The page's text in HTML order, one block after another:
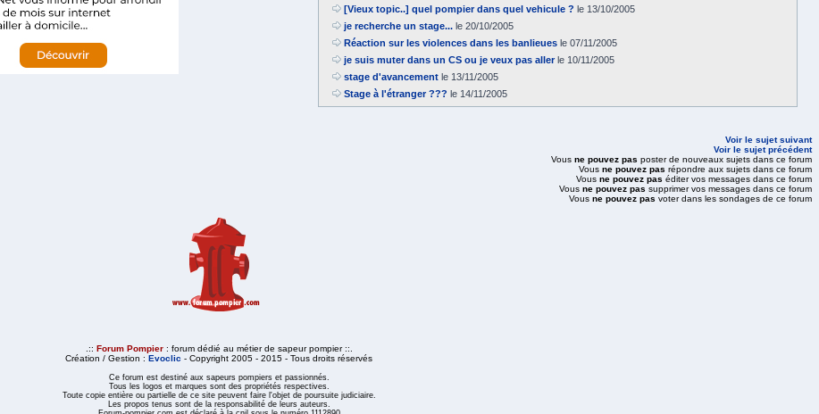
[Vieux topic..] quel pompier dans quel vehicule ? le 13/10/2005
je recherche un stage... le 20/10/2005
Réaction sur les violences dans les banlieues le 07/11/2005
je suis muter dans un CS ou je veux pas allerle 10/11/2005
stage d'avancement le 13/11/2005
Stage à l'étranger ??? le 14/11/2005
Voir le sujet suivant
Voir le sujet précédent
Vous ne pouvez pas poster de nouveaux sujets dans ce forum
Vous ne pouvez pas répondre aux sujets dans ce forum
Vous ne pouvez pas éditer vos messages dans ce forum
Vous ne pouvez pas supprimer vos messages dans ce forum
Vous ne pouvez pas voter dans les sondages de ce forum
.:: Forum Pompier: forum dédié au métier de sapeur pompier ::.
Création / Gestion : Evoclic - Copyright 2005 - 2015 - Tous droits réservés
Ce forum est destiné aux sapeurs pompiers et passionnés.
Tous les logos et marques sont des propriétés respectives.
Toute copie entière ou partielle de ce site peuvent faire l'objet de poursuite judiciaire.
Les propos tenus sont de la responsabilité de leurs auteurs.